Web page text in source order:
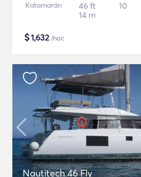
Katamarán
46 ft
14 m
10
$1,632/noc
Nautitech 46 Fly